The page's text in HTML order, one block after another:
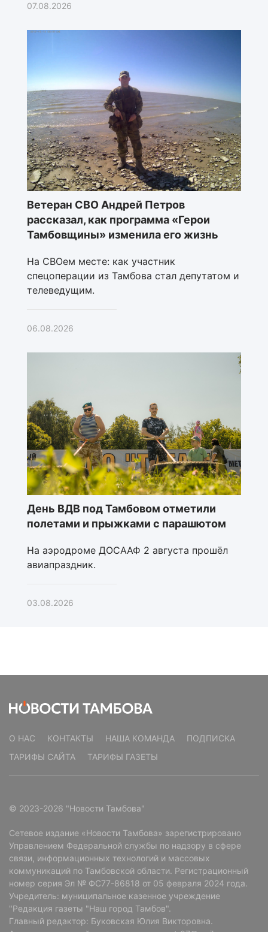
07.08.2026
Ветеран СВО Андрей Петров
рассказал, как программа «Герои
Тамбовщины» изменила его жизнь
На СВОем месте: как участник
спецоперации из Тамбова стал депутатом и
телеведущим.
06.08.2026
День ВДВ под Тамбовом отметили
полетами и прыжками с парашютом
На аэродроме ДОСААФ 2 августа прошёл
авиапраздник.
03.08.2026
О НАС КОНТАКТЫ НАША КОМАНДА
ПОДПИСКА
ТАРИФЫ САЙТА
ТАРИФЫ ГАЗЕТЫ
© 2023-2026 "Новости Тамбова"
Сетевое издание «Новости Тамбова» зарегистрировано
Управлением Федеральной службы по надзору в сфере
связи, информационных технологий и массовых
коммуникаций по Тамбовской области. Регистрационный
номер серия Эл № ФС77-86818 от 05 февраля 2024 года.
Учредитель: муниципальное казенное учреждение
"Редакция газеты "Наш город Тамбов".
Главный редактор: Буковская Юлия Викторовна.